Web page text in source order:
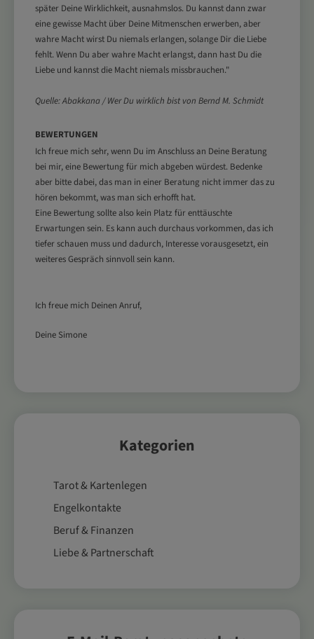
später Deine Wirklichkeit, ausnahmslos. Du kannst dann zwar
eine gewisse Macht über Deine Mitmenschen erwerben, aber
wahre Macht wirst Du niemals erlangen, solange Dir die Liebe
fehlt. Wenn Du aber wahre Macht erlangst, dann hast Du die
Liebe und kannst die Macht niemals missbrauchen."
Quelle: Abakkana / Wer Du wirklich bist von Bernd M. Schmidt
BEWERTUNGEN
Ich freue mich sehr, wenn Du im Anschluss an Deine Beratung
bei mir, eine Bewertung für mich abgeben würdest. Bedenke
aber bitte dabei, das man in einer Beratung nicht immer das zu
hören bekommt, was man sich erhofft hat.
Eine Bewertung sollte also kein Platz für enttäuschte
Erwartungen sein. Es kann auch durchaus vorkommen, das ich
tiefer schauen muss und dadurch, Interesse vorausgesetzt, ein
weiteres Gespräch sinnvoll sein kann.
Ich freue mich Deinen Anruf,
Deine Simone
Kategorien
Tarot & Kartenlegen
Engelkontakte
Beruf & Finanzen
Liebe & Partnerschaft